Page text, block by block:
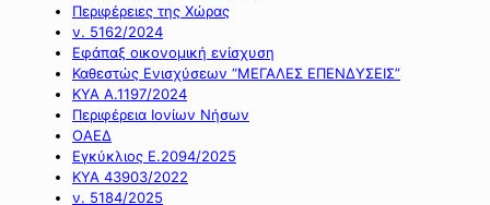
Περιφέρειες της Χώρας
ν. 5162/2024
Εφάπαξ οικονομική ενίσχυση
Καθεστώς Ενισχύσεων “ΜΕΓΑΛΕΣ ΕΠΕΝΔΥΣΕΙΣ”
ΚΥΑ Α.1197/2024
Περιφέρεια Ιονίων Νήσων
ΟΑΕΔ
Εγκύκλιος Ε.2094/2025
ΚΥΑ 43903/2022
ν. 5184/2025